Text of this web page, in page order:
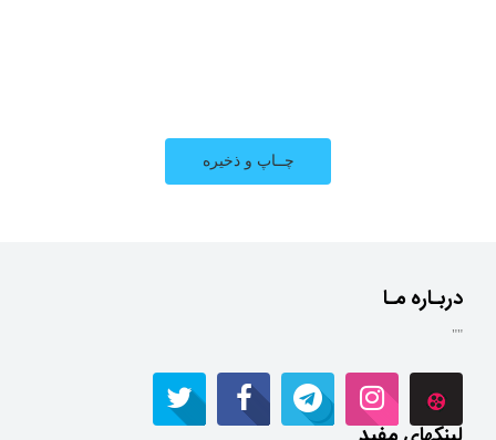
دربـاره مـا
""